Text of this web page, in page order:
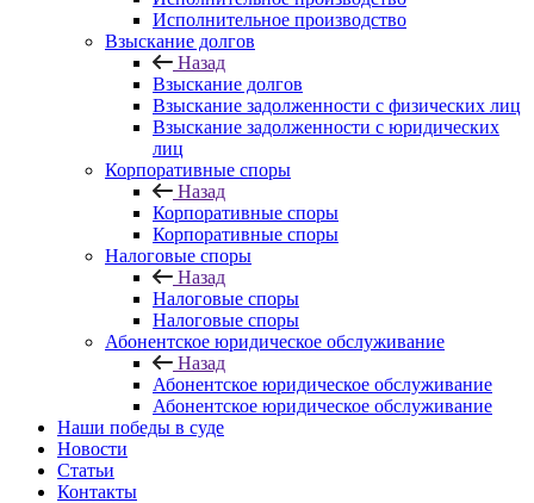
Исполнительное производство
Взыскание долгов
Назад
Взыскание долгов
Взыскание задолженности с физических лиц
Взыскание задолженности с юридических
лиц
Корпоративные споры
Назад
Корпоративные споры
Корпоративные споры
Налоговые споры
Назад
Налоговые споры
Налоговые споры
Абонентское юридическое обслуживание
Назад
Абонентское юридическое обслуживание
Абонентское юридическое обслуживание
Наши победы в суде
Новости
Статьи
Контакты